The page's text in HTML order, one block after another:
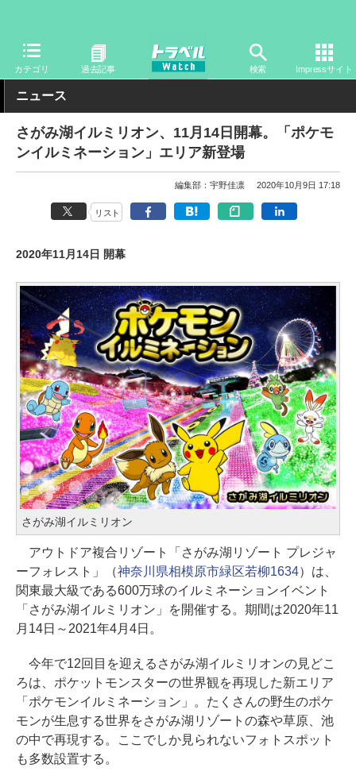
カテゴリ 過去記事 検索 Impressサイト
トラベル Watch 地域 国内旅行 関東
ニュース
さがみ湖イルミリオン、11月14日開幕。「ポケモ
ンイルミネーション」エリア新登場
編集部：宇野佳凛 2020年10月9日 17:18
リスト
2020年11月14日 開幕
さがみ湖イルミリオン
アウトドア複合リゾート「さがみ湖リゾート プレジャ
ーフォレスト」（神奈川県相模原市緑区若柳1634）は、
関東最大級である600万球のイルミネーションイベント
「さがみ湖イルミリオン」を開催する。期間は2020年11
月14日～2021年4月4日。
今年で12回目を迎えるさがみ湖イルミリオンの見どこ
ろは、ポケットモンスターの世界観を再現した新エリア
「ポケモンイルミネーション」。たくさんの野生のポケ
モンが生息する世界をさがみ湖リゾートの森や草原、池
の中で再現する。ここでしか見られないフォトスポット
も多数設置する。